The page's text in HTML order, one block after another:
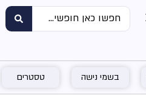
בשמי נישה טסטרים